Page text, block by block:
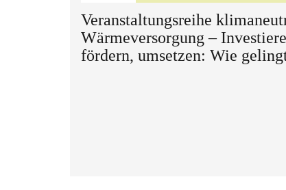
Veranstaltungsreihe
Wärmeversorgung –
fördern, umsetzen: Wie